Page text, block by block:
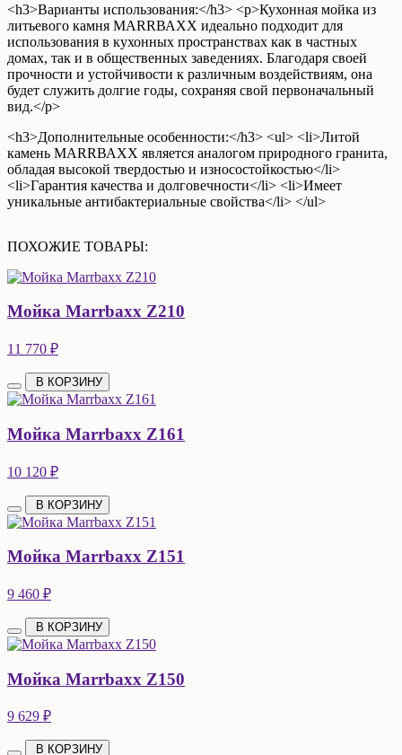
<h3>Варианты использования:</h3> <p>Кухонная мойка из
литьевого камня МАRRВАХХ идеально подходит для
использования в кухонных пространствах как в частных
домах, так и в общественных заведениях. Благодаря своей
прочности и устойчивости к различным воздействиям, она
будет служить долгие годы, сохраняя свой первоначальный
вид.</p>
<h3>Дополнительные особенности:</h3> <ul> <li>Литой
камень МАRRВАХХ является аналогом природного гранита,
обладая высокой твердостью и износостойкостью</li>
<li>Гарантия качества и долговечности</li> <li>Имеет
уникальные антибактериальные свойства</li> </ul>
ПОХОЖИЕ ТОВАРЫ:
Мойка Marrbaxx Z210
11 770 ₽
В КОРЗИНУ
Мойка Marrbaxx Z161
10 120 ₽
В КОРЗИНУ
Мойка Marrbaxx Z151
9 460 ₽
В КОРЗИНУ
Мойка Marrbaxx Z150
9 629 ₽
В КОРЗИНУ